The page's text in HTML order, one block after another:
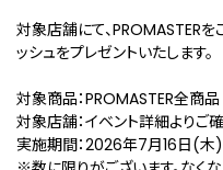
対象店舗にて、PROMASTER
ッシュをプレゼントいたします。
対象商品：PROMASTER全商品
対象店舗：イベント詳細よりご
実施期間：2026年7月16日(